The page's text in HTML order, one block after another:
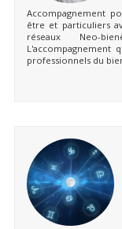
Accompagnement
être et particuliers
réseaux Neo-
L'accompagnement
professionnels du